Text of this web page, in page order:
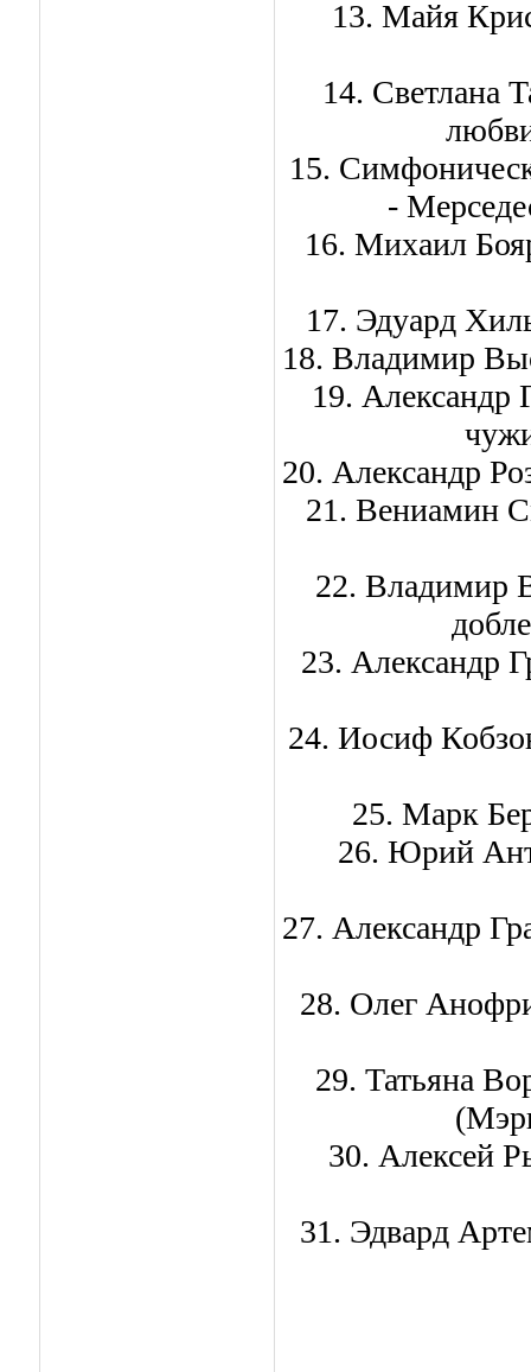
13. Майя
14. Светлана
15.
-
16. Михаил
17. Эдуард
18. Владимир
19. Александр
20. Александр
21. Вениамин
22. Владимир
23. Александр
24. Иосиф
25. Марк
26. Юрий
27. Александр
28. Олег
29. Татьяна
30. Алексей
31. Эдвард